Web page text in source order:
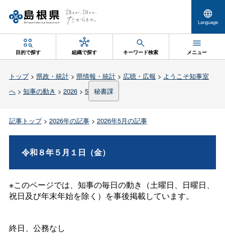
Language
目的で探す 組織で探す キーワード検索 メニュー
トップ> 県政・統計> 県情報・統計> 広聴・広報 > ようこそ知事室
へ> 知事の動き > 2026> 5 秘書課
記事トップ> 2026年の記事> 2026年5月の記事
令和８年５月１日（金）
※このページでは、知事の毎日の動き（土曜日、日曜日、
祝日及び年末年始を除く）を事後掲載しています。
終日、公務なし